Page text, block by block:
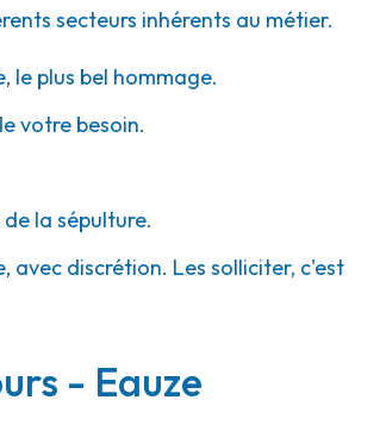
secteurs inhérents au métier.
le plus bel hommage.
votre besoin.
la sépulture.
avec discrétion. Les solliciter, c'est
- Eauze